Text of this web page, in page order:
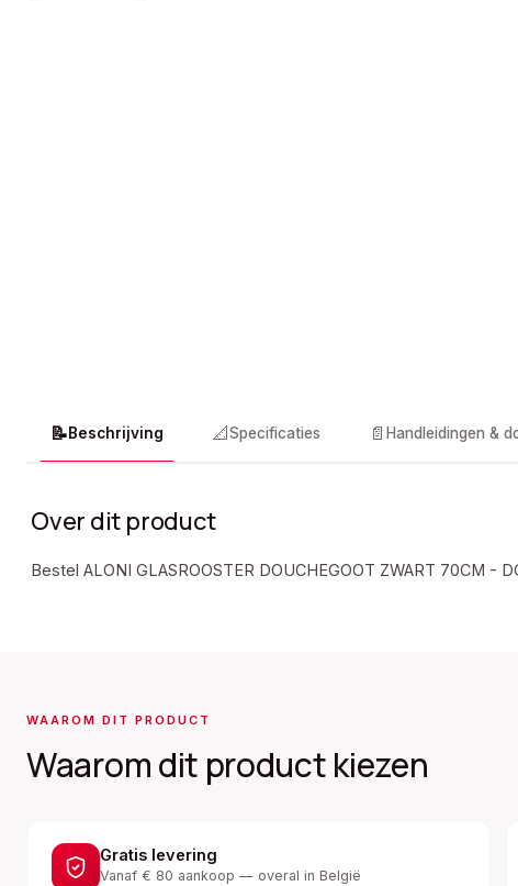
📝Beschrijving 📐Specificaties 📄 Handleidingen &
Over dit product
Bestel ALONI GLASROOSTER DOUCHEGOOT ZWART 70CM -
WAAROM DIT PRODUCT
Waarom dit product kiezen
Gratis levering
Vanaf € 80 aankoop — overal in België